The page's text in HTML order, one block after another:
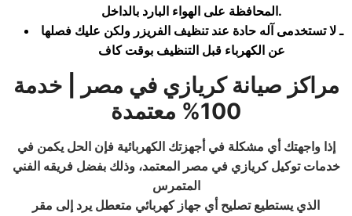
المحافظة على الهواء البارد بالداخل.
ـ لا تستخدمى آله حادة عند تنظيف الفريزر ولكن عليك فصلها
عن الكهرباء قبل التنظيف بوقت كاف
مراكز صيانة كريازي في مصر | خدمة
100% معتمدة
إذا واجهتك أي مشكلة في أجهزتك الكهربائية فإن الحل يكمن في
خدمات توكيل كريازي في مصر المعتمد، وذلك بفضل فريقه الفني
المتمرس
الذي يستطيع تصليح أي جهاز كهربائي متعطل يرد إلى مقر